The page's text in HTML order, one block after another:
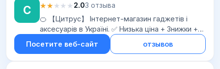
C ★★★★★
★★★★★2.03 отзыва
🍊 【Цитрус】 Інтернет-магазин гаджетів і
аксесуарів в Україні. ✅ Низька ціна + Знижки +
Акції. ► Характеристики, відгуки та огляди 👉
【Цитрус】 Магазин цифрової технік...
Посетите веб-сайт отзывов